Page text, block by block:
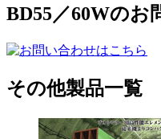
BD55／60Wのお
その他製品一覧